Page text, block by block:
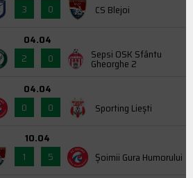
3
0 CS Blejoi
04.04
2
0 Sepsi OSK Sfântu
Gheorghe 2
04.04
0
0 Sporting Liești
10.04
1
5 Şoimii Gura Humorului